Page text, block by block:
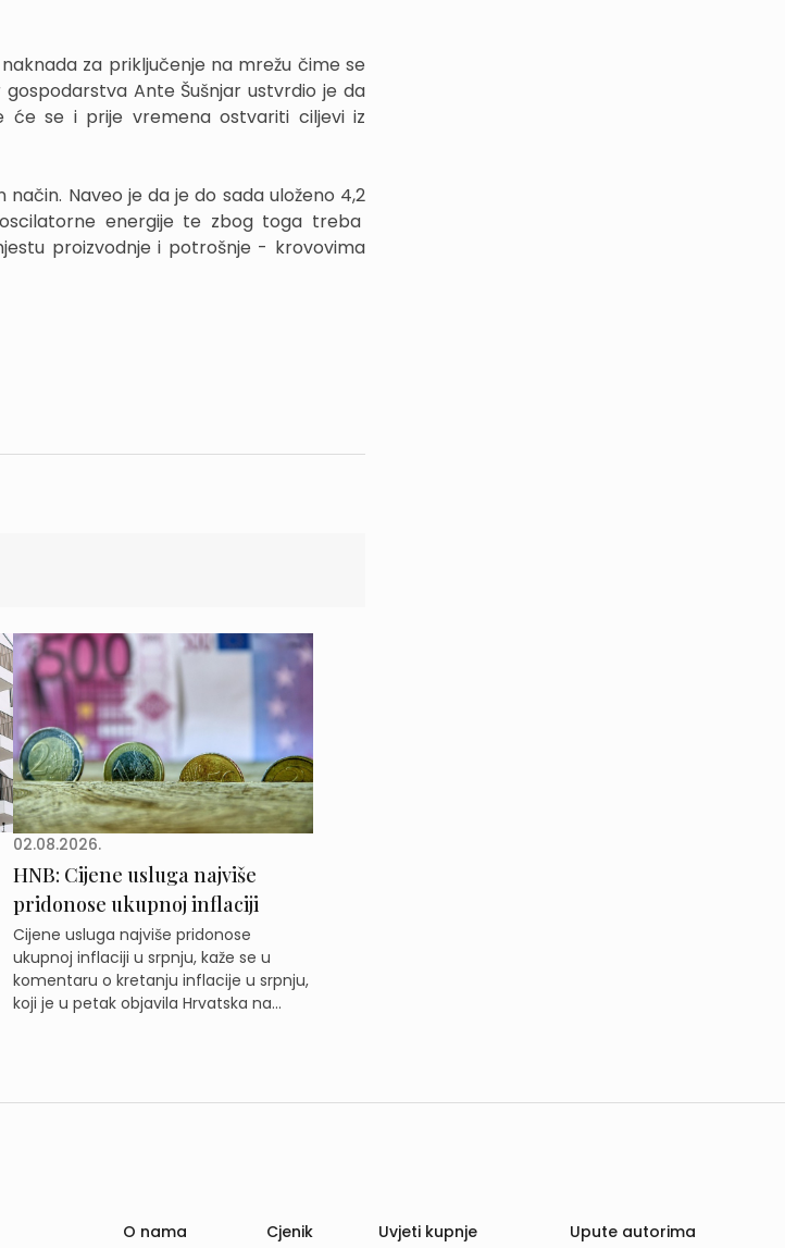
za priključenje na mrežu čime se
Ante Šušnjar ustvrdio je da
će se i prije vremena ostvariti ciljevi iz
Naveo je da je do sada uloženo 4,2
energije te zbog toga treba
proizvodnje i potrošnje - krovovima
02.08.2026.
HNB: Cijene usluga najviše
pridonose ukupnoj inflaciji
Cijene usluga najviše pridonose
ukupnoj inflaciji u srpnju, kaže se u
komentaru o kretanju inflacije u srpnju,
koji je u petak objavila Hrvatska na...
O nama Cjenik Uvjeti kupnje Upute autorima